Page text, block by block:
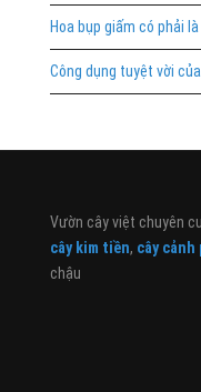
Hoa bụp giấm có phải
Công dụng tuyệt vời
Vườn cây việt chuyên
cây kim tiền, cây
chậu